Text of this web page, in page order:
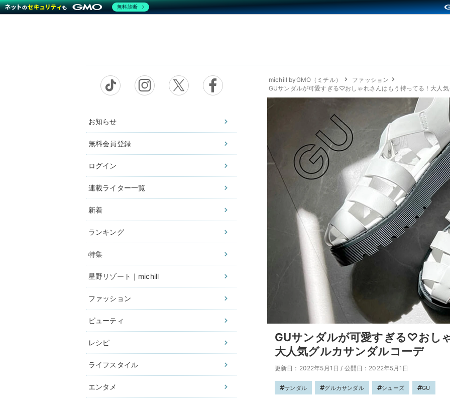
お知らせ
無料会員登録
ログイン
連載ライター一覧
新着
ランキング
特集
星野リゾート｜michill
ファッション
ビューティ
レシピ
ライフスタイル
エンタメ
michill byGMO（ミチル）
ファッション
GUサンダルが可愛すぎる♡おしゃれさんはもう持ってる！大人
GUサンダルが可愛すぎる♡おし
大人気グルカサンダルコーデ
更新日：2022年5月1日 / 公開日：2022年5月1日
サンダル グルカサンダル シューズ GU
無料診断